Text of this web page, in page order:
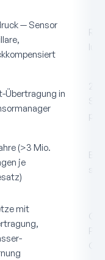
— Sensor
Übertragung in
per
(>3 Mio.
je
Bis
mit